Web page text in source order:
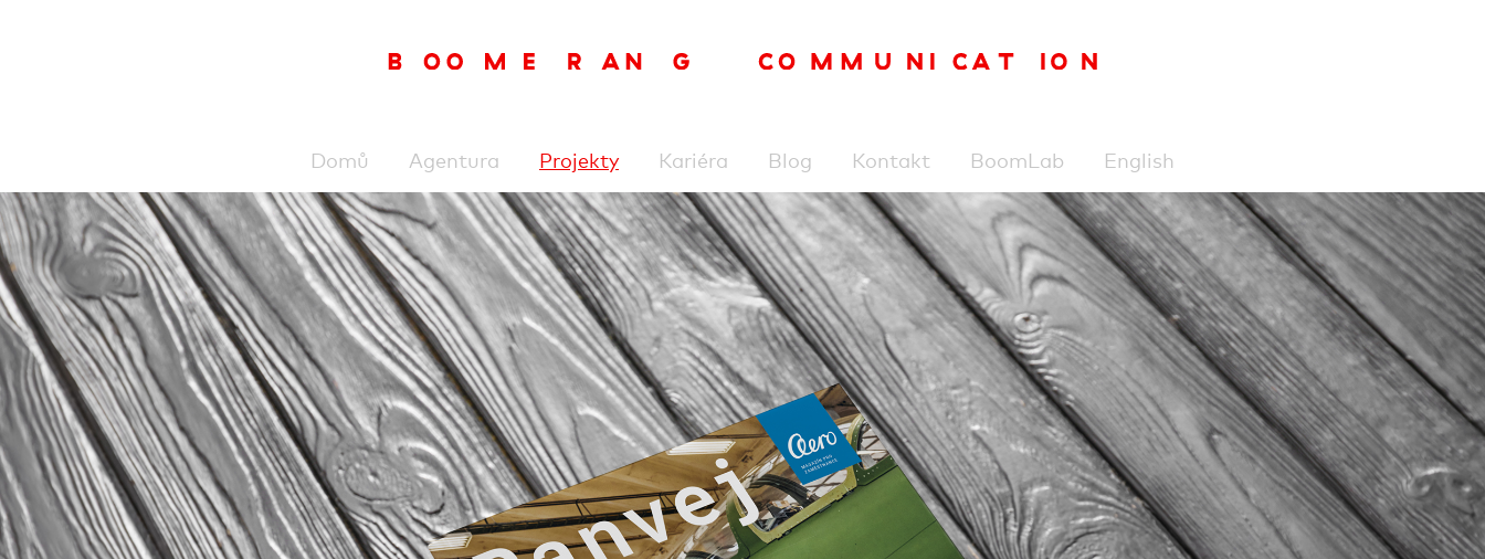
Domů Agentura Projekty Kariéra Blog Kontakt BoomLab English